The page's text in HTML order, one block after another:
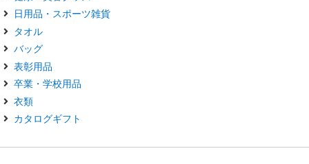
日用品・スポーツ雑貨
タオル
バッグ
表彰用品
卒業・学校用品
衣類
カタログギフト